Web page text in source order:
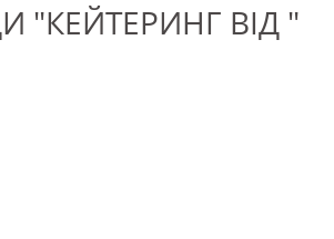
"КЕЙТЕРИНГ ВІД "